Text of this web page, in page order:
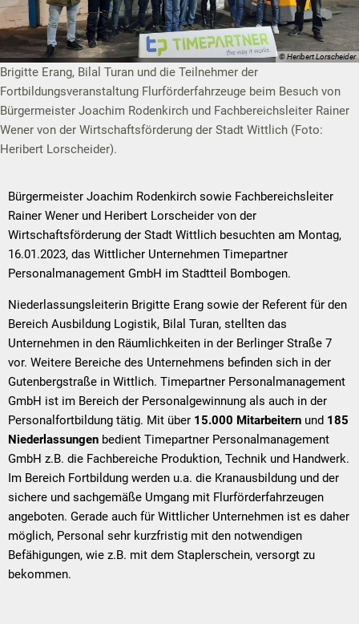
© Heribert Lorscheider
Brigitte Erang, Bilal Turan und die Teilnehmer der
Fortbildungsveranstaltung Flurförderfahrzeuge beim Besuch von
Bürgermeister Joachim Rodenkirch und Fachbereichsleiter Rainer
Wener von der Wirtschaftsförderung der Stadt Wittlich (Foto:
Heribert Lorscheider).
Bürgermeister Joachim Rodenkirch sowie Fachbereichsleiter
Rainer Wener und Heribert Lorscheider von der
Wirtschaftsförderung der Stadt Wittlich besuchten am Montag,
16.01.2023, das Wittlicher Unternehmen Timepartner
Personalmanagement GmbH im Stadtteil Bombogen.
Niederlassungsleiterin Brigitte Erang sowie der Referent für den
Bereich Ausbildung Logistik, Bilal Turan, stellten das
Unternehmen in den Räumlichkeiten in der Berlinger Straße 7
vor. Weitere Bereiche des Unternehmens befinden sich in der
Gutenbergstraße in Wittlich. Timepartner Personalmanagement
GmbH ist im Bereich der Personalgewinnung als auch in der
Personalfortbildung tätig. Mit über 15.000 Mitarbeitern und 185
Niederlassungen bedient Timepartner Personalmanagement
GmbH z.B. die Fachbereiche Produktion, Technik und Handwerk.
Im Bereich Fortbildung werden u.a. die Kranausbildung und der
sichere und sachgemäße Umgang mit Flurförderfahrzeugen
angeboten. Gerade auch für Wittlicher Unternehmen ist es daher
möglich, Personal sehr kurzfristig mit den notwendigen
Befähigungen, wie z.B. mit dem Staplerschein, versorgt zu
bekommen.